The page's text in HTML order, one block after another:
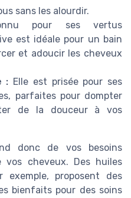
sans les alourdir.
pour ses vertus
est idéale pour un bain
et adoucir les cheveux
: Elle est prisée pour ses
parfaites pour dompter
de la douceur à vos
donc de vos besoins
cheveux. Des huiles
exemple, proposent des
bienfaits pour des soins